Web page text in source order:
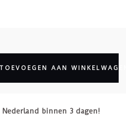
TOEVOEGEN AAN WINKELWAGEN
binnen 3 dagen!